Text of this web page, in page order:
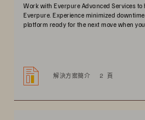
Work with Everpure Advanced Services
Everpure. Experience minimized
platform ready for the next move when you
解決方案簡介 2 頁